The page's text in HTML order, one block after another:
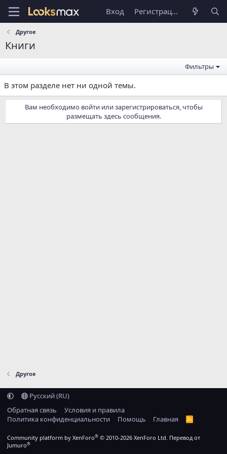
Вход Регистрация
Другое
Книги
Фильтры
В этом разделе нет ни одной темы.
Вам необходимо войти или зарегистрироваться, чтобы
размещать здесь сообщения.
Другое
Русский (RU)
Обратная связь
Условия и правила
Политика конфиденциальности
Помощь Главная
R
Community platform by XenForo® © 2010-2026 XenForo Ltd. Перевод от
Jumuro®